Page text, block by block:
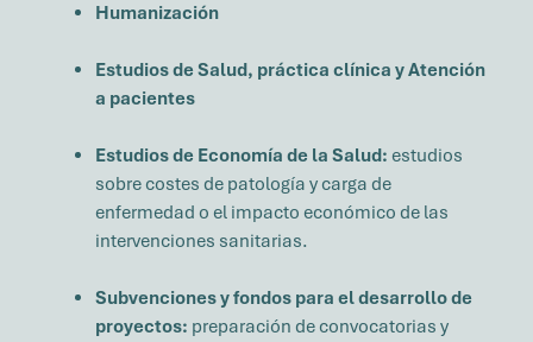
Humanización
Estudios de Salud, práctica clínica y Atención
a pacientes
Estudios de Economía de la Salud: estudios
sobre costes de patología y carga de
enfermedad o el impacto económico de las
intervenciones sanitarias.
Subvenciones y fondos para el desarrollo de
proyectos: preparación de convocatorias y